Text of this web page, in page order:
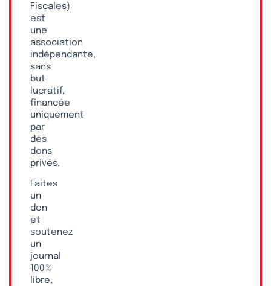
Fiscales)
est
une
association
indépendante,
sans
but
lucratif,
financée
uniquement
par
des
dons
privés.
Faites
un
don
et
soutenez
un
journal
100 %
libre,